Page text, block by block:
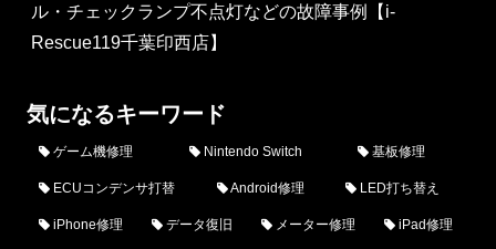
ル・チェックランプ不点灯などの故障事例【i-
Rescue119千葉印西店】
気になるキーワード
ゲーム機修理 Nintendo Switch 基板修理
ECUコンデンサ打替 Android修理 LED打ち替え
iPhone修理 データ復旧 メーター修理 iPad修理